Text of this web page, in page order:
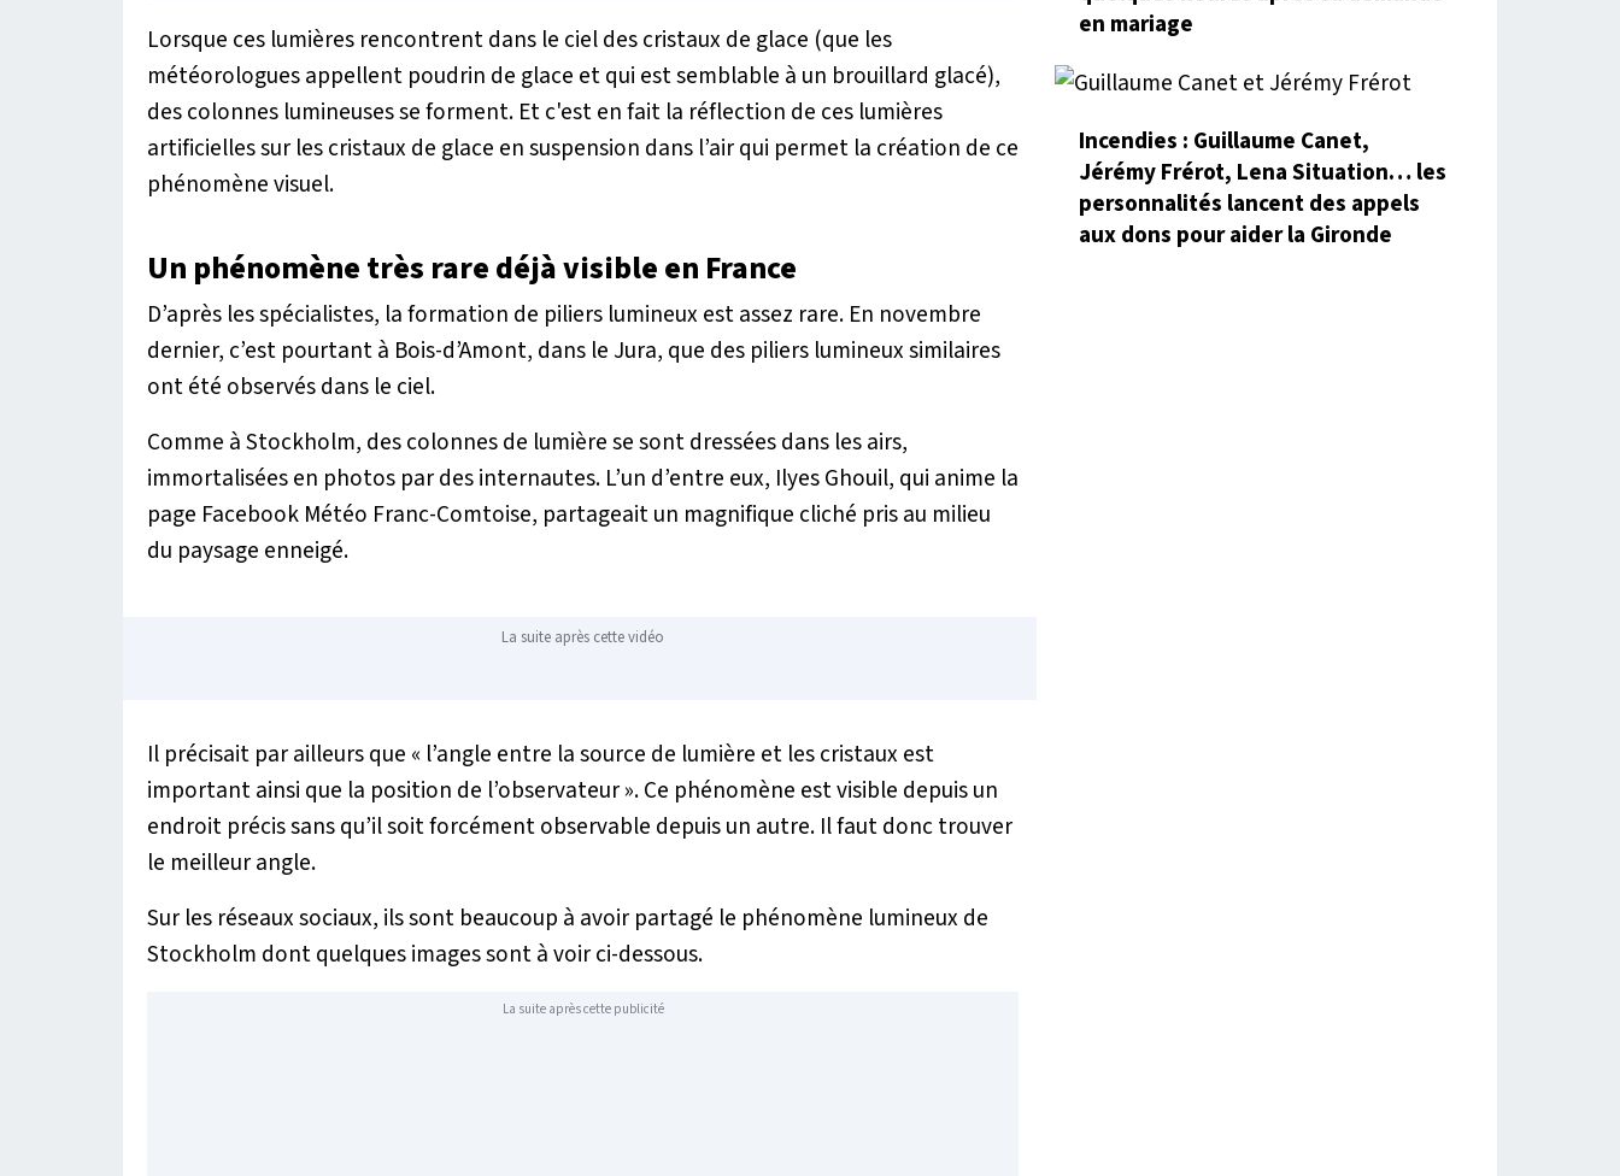
Lorsque ces lumières rencontrent dans le ciel des cristaux de glace (que les
météorologues appellent poudrin de glace et qui est semblable à un brouillard glacé),
des colonnes lumineuses se forment. Et c'est en fait la réflection de ces lumières
artificielles sur les cristaux de glace en suspension dans l’air qui permet la création de ce
phénomène visuel.
Un phénomène très rare déjà visible en France
D’après les spécialistes, la formation de piliers lumineux est assez rare. En novembre
dernier, c’est pourtant à Bois-d’Amont, dans le Jura, que des piliers lumineux similaires
ont été observés dans le ciel.
Comme à Stockholm, des colonnes de lumière se sont dressées dans les airs,
immortalisées en photos par des internautes. L’un d’entre eux, Ilyes Ghouil, qui anime la
page Facebook Météo Franc-Comtoise, partageait un magnifique cliché pris au milieu
du paysage enneigé.
La suite après cette vidéo
Il précisait par ailleurs que « l’angle entre la source de lumière et les cristaux est
important ainsi que la position de l’observateur». Ce phénomène est visible depuis un
endroit précis sans qu’il soit forcément observable depuis un autre. Il faut donc trouver
le meilleur angle.
Sur les réseaux sociaux, ils sont beaucoup à avoir partagé le phénomène lumineux de
Stockholm dont quelques images sont à voir ci-dessous.
La suite après cette publicité
en mariage
Incendies : Guillaume Canet,
Jérémy Frérot, Lena Situation… les
personnalités lancent des appels
aux dons pour aider la Gironde